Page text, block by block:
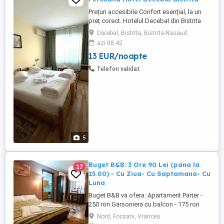
5
Prețuri accesibile Confort esențial, la un
preț corect. Hotelul Decebal din Bistrita
este cea mai accesibila cazare hoteliera
din oras si dispune de baie proprie,
frigider si televizor in fiecare camera.
Locatie centrala Hotelul este situat în zona
Pieței Decebal Bistrita, într-o locație
Decebal, Bistrita, Bistrita-Nasaud
azi 08:42
13 EUR/noapte
Telefon validat
17
Buget B&B: 3 Ore 90 Lei (pana la
15.00) - Cu Ziua- Cu Saptamana- Cu
Luna
Buget B&B va ofera: Apartament Parter -
250 ron Garsoniera cu balcon - 175 ron
Camera dubla cu balcon - 165 ron Camere
fara balcon: dubla- 165 ron twin- 165 ron
Nord, Focsani, Vrancea